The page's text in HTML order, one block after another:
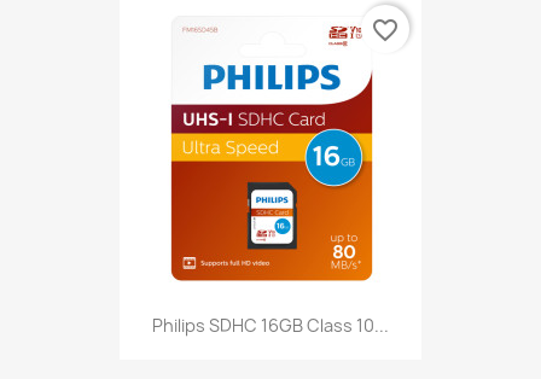
Philips SDHC 16GB Class 10...
favorite_border